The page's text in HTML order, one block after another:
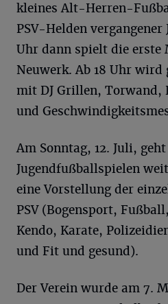
kleines Alt-Herren-
PSV-Helden vergangener
Uhr dann spielt die erste
Neuwerk. Ab 18 Uhr wird
mit DJ Grillen, Torwand,
und
Am Sonntag, 12. Juli,
Jugendfußballspielen
eine Vorstellung der
PSV (Bogensport,
Kendo, Karate,
und Fit und gesund).
Der Verein wurde am 7.